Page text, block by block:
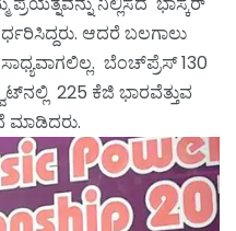
ಆದರೆ ಬಲಗಾಲು
ಬೆಂಚ್‌ಪ್ರೆಸ್ 130
225 ಕೆಜಿ ಭಾರವೆತ್ತುವ
ಮಾಡಿದರು.